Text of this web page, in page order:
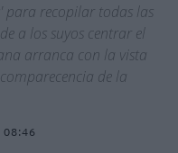
para recopilar todas las
a los suyos centrar el
arranca con la vista
de la